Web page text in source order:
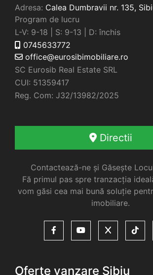
Adresa: Calea Dumbravii nr. 135,
Program de lucru
L-V: 9-18 | S: 9-13 | D: închis
0745633772
office@eurosibimobiliare.ro
SC Eurosib Real Estate SRL
CUI: 51359417
Reg. Com: J32/13982/2025
Directii
Contactează-ne și Găsește
Fă primul pas spre tranzacția
vom găsi cea mai bună soluție
imobiliare.
Oferte vanzare Sibiu